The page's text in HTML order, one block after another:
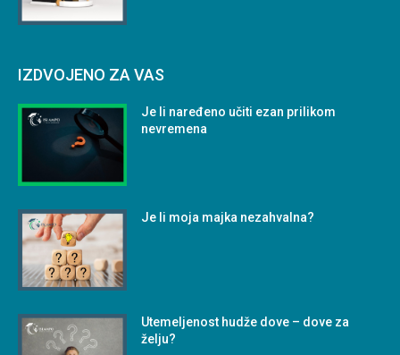
IZDVOJENO ZA VAS
Je li naređeno učiti ezan prilikom
nevremena
Je li moja majka nezahvalna?
Utemeljenost hudže dove – dove za
želju?